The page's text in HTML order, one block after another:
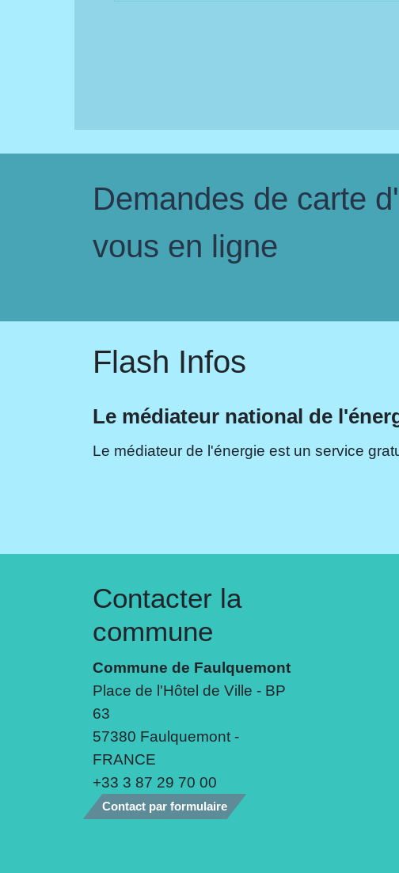
Demandes de carte
vous en ligne
Flash Infos
Le médiateur national de
Le médiateur de l'énergie est un service
Contacter la
commune
Commune de Faulquemont
Place de l'Hôtel de Ville - BP
63
57380 Faulquemont -
FRANCE
+33 3 87 29 70 00
Contact par formulaire